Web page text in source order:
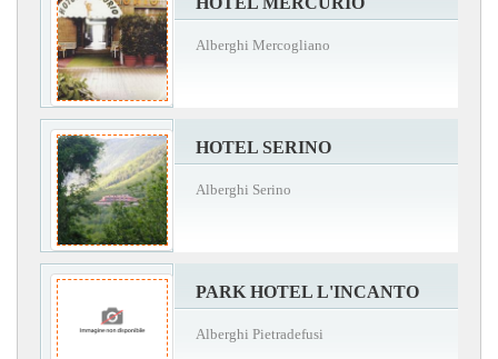
Alberghi Mercogliano
HOTEL SERINO
Alberghi Serino
PARK HOTEL L'INCANTO
Alberghi Pietradefusi